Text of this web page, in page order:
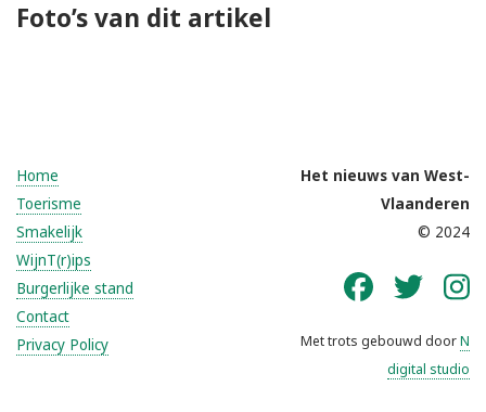
Foto’s van dit artikel
Home
Toerisme
Smakelijk
WijnT(r)ips
Burgerlijke stand
Contact
Privacy Policy
Het nieuws van West-
Vlaanderen
© 2024
Met trots gebouwd doorN
digital studio